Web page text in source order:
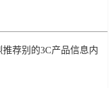
荐别的3C产品信息内